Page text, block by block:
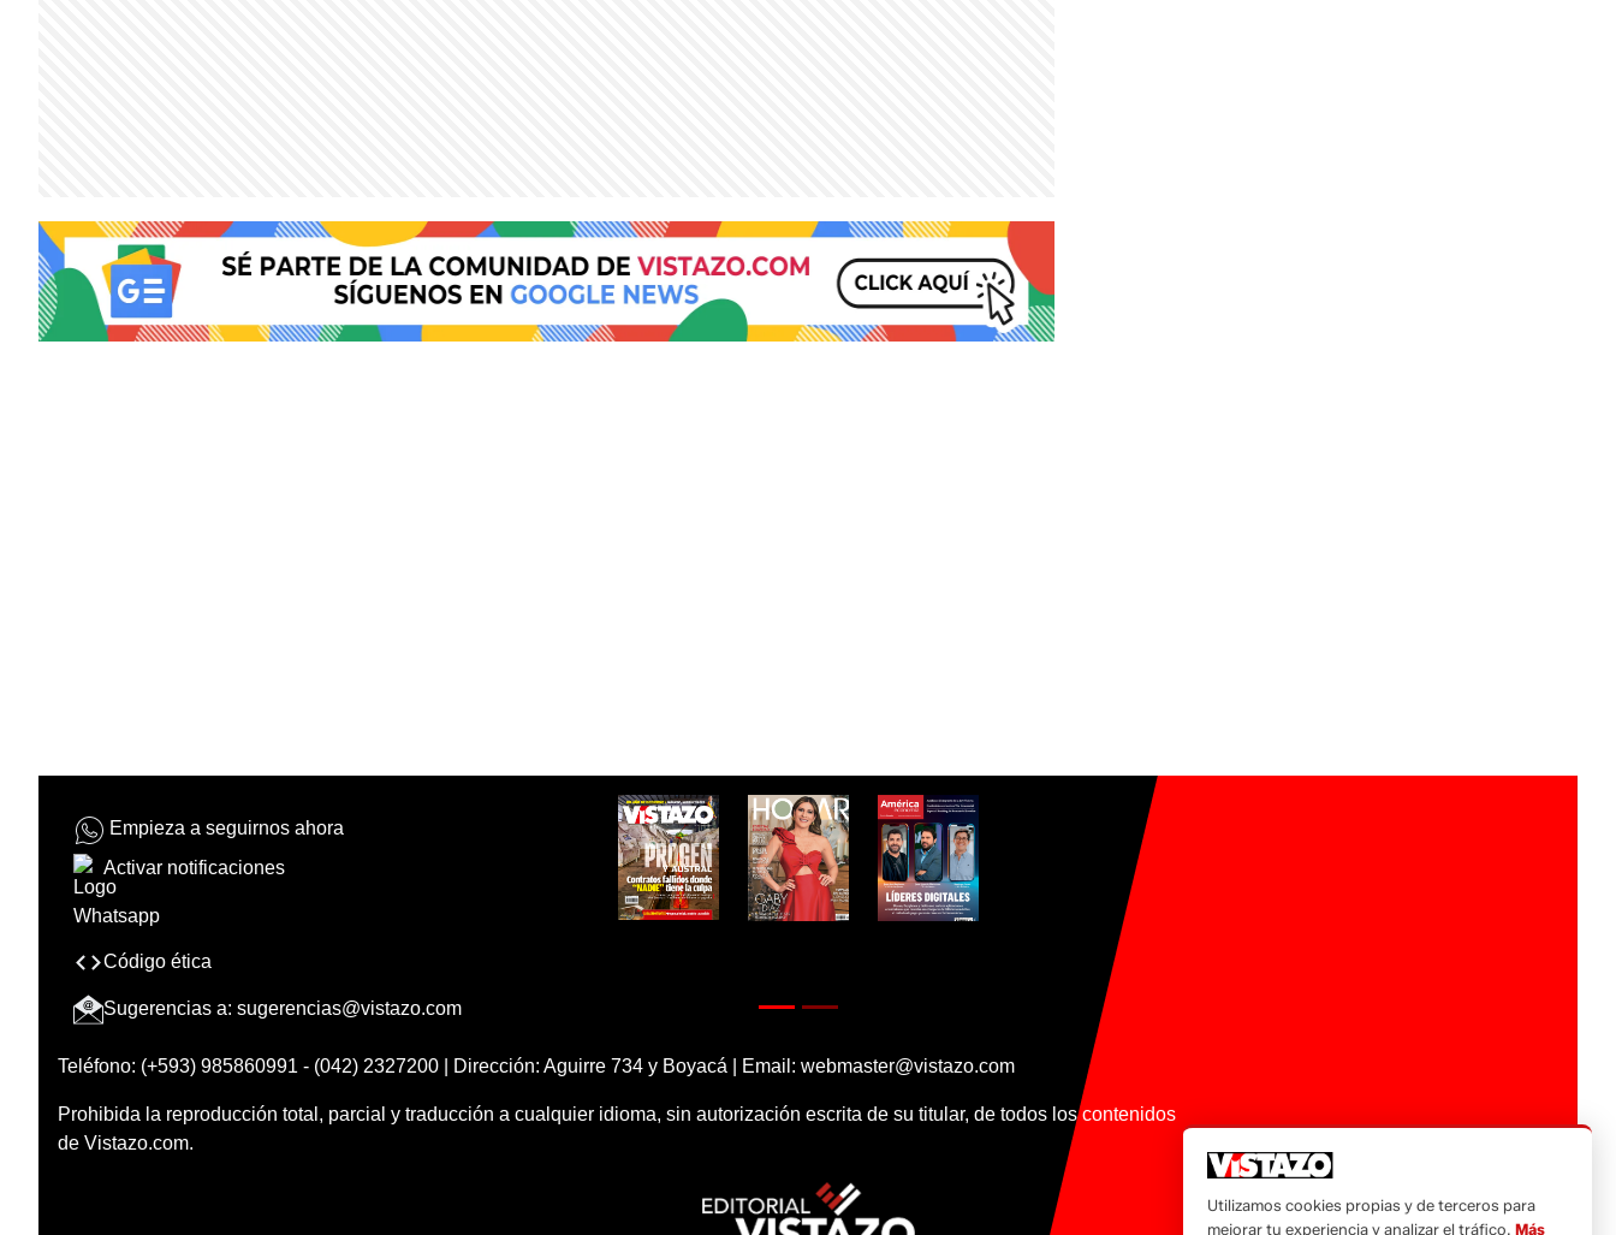
Empieza a seguirnos ahora
Activar notificaciones
Código ética
Sugerencias a: sugerencias@vistazo.com
Teléfono: (+593) 985860991 - (042) 2327200 | Dirección: Aguirre 734 y Boyacá | Email: webmaster@vistazo.com
Prohibida la reproducción total, parcial y traducción a cualquier idioma, sin autorización escrita de su titular, de todos los contenidos
de Vistazo.com.
Utilizamos cookies propias y de terceros para
mejorar tu experiencia y analizar el tráfico. Más